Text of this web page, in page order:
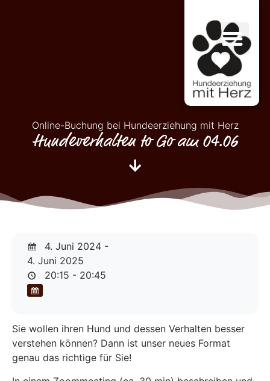
Online-Buchung bei Hundeerziehung mit Herz
Hundeverhalten to Go am 04.06
4. Juni 2024 -
4. Juni 2025
20:15 - 20:45
Sie wollen ihren Hund und dessen Verhalten besser
verstehen können? Dann ist unser neues Format
genau das richtige für Sie!